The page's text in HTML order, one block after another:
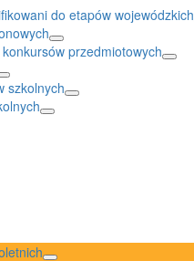
do etapów wojewódzkich
przedmiotowych
szkolnych